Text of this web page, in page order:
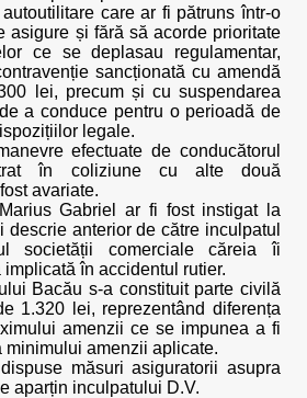
care ar fi pătruns într-o
asigure și fără să acorde prioritate
ce se deplasau regulamentar,
sancționată cu amendă
lei, precum și cu suspendarea
a conduce pentru o perioadă de
legale.
efectuate de conducătorul
în coliziune cu alte două
avariate.
Gabriel ar fi fost instigat la
descrie anterior de către inculpatul
societății comerciale căreia îi
în accidentul rutier.
Bacău s-a constituit parte civilă
1.320 lei, reprezentând diferența
amenzii ce se impunea a fi
minimului amenzii aplicate.
măsuri asiguratorii asupra
aparțin inculpatului D.V.